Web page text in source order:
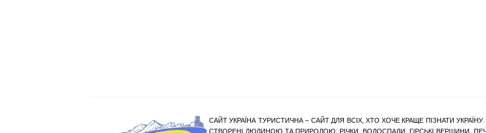
САЙТ УКРАЇНА ТУРИСТИЧНА – САЙТ ДЛЯ ВСІХ, ХТО ХОЧЕ КРАЩЕ ПІЗНАТИ